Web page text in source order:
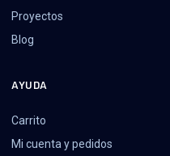
Proyectos
Blog
AYUDA
Carrito
Mi cuenta y pedidos